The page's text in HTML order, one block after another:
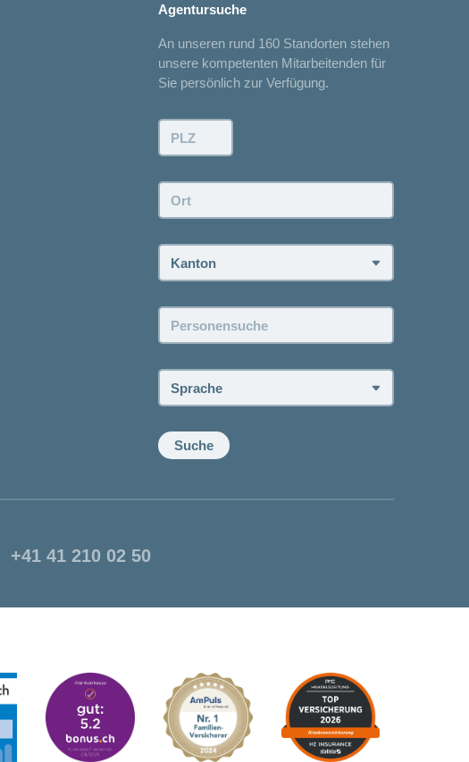
Agentursuche
An unseren rund 160 Standorten stehen
unsere kompetenten Mitarbeitenden für
Sie persönlich zur Verfügung.
PLZ:
Ort:
Kanton:
Personensuche:
Sprache:
Suche
+41 41 210 02 50